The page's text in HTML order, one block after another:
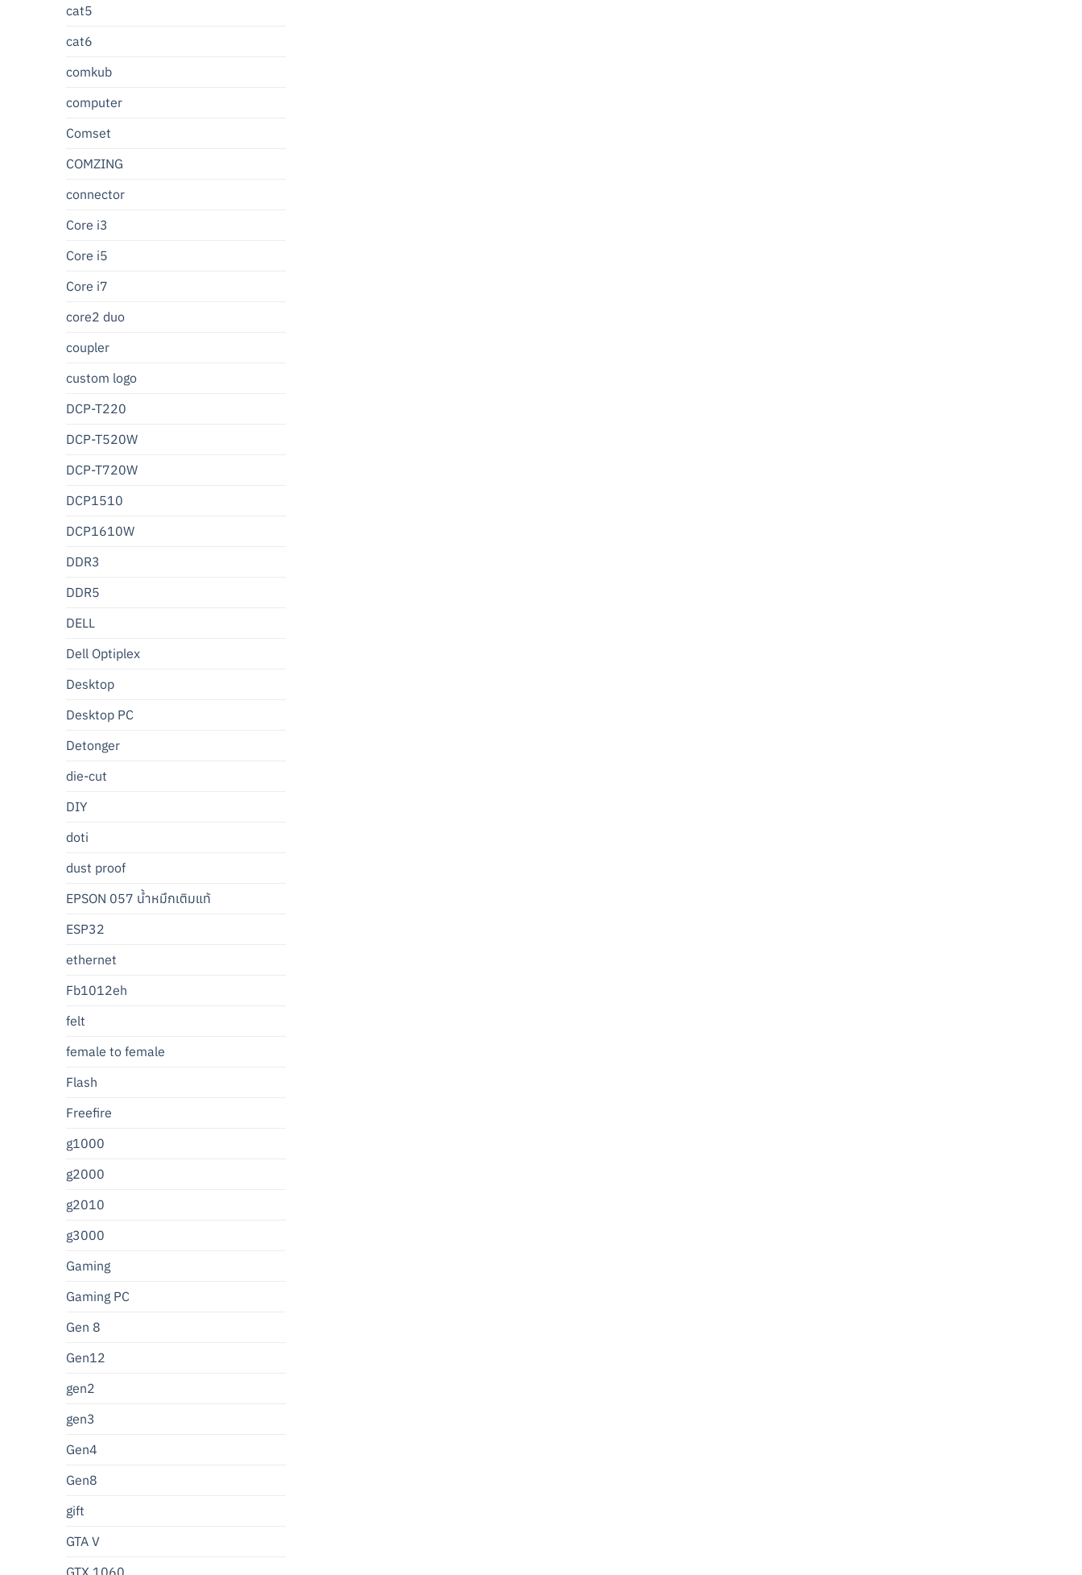
cat5
cat6
comkub
computer
Comset
COMZING
connector
Core i3
Core i5
Core i7
core2 duo
coupler
custom logo
DCP-T220
DCP-T520W
DCP-T720W
DCP1510
DCP1610W
DDR3
DDR5
DELL
Dell Optiplex
Desktop
Desktop PC
Detonger
die-cut
DIY
doti
dust proof
EPSON 057 น้ำหมึกเติมแท้
ESP32
ethernet
Fb1012eh
felt
female to female
Flash
Freefire
g1000
g2000
g2010
g3000
Gaming
Gaming PC
Gen 8
Gen12
gen2
gen3
Gen4
Gen8
gift
GTA V
GTX 1060